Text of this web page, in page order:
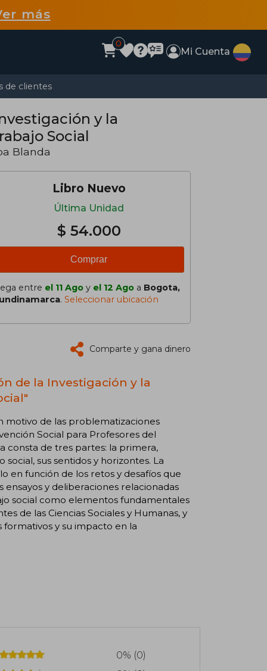
más
0
Mi Cuenta
de clientes
y la
Social
Blanda
Libro Nuevo
Última Unidad
$ 54.000
Comprar
entre el 11 Ago y el 12 Ago a Bogota,
. Seleccionar ubicación
Comparte y gana dinero
de la Investigación y la
motivo de las problematizaciones
Social para Profesores del
consta de tres partes: la primera,
sus sentidos y horizontes. La
en función de los retos y desafíos que
ensayos y deliberaciones relacionadas
social como elementos fundamentales
de las Ciencias Sociales y Humanas, y
y su impacto en la
0% (0)